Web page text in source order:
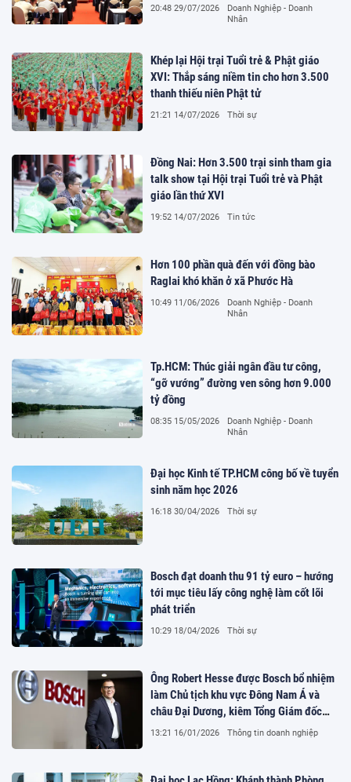
20:48 29/07/2026
Doanh Nghiệp - Doanh
Nhân
Khép lại Hội trại Tuổi trẻ & Phật giáo
XVI: Thắp sáng niềm tin cho hơn 3.500
thanh thiếu niên Phật tử
21:21 14/07/2026 Thời sự
Đồng Nai: Hơn 3.500 trại sinh tham gia
talk show tại Hội trại Tuổi trẻ và Phật
giáo lần thứ XVI
19:52 14/07/2026 Tin tức
Hơn 100 phần quà đến với đồng bào
Raglai khó khăn ở xã Phước Hà
10:49 11/06/2026
Doanh Nghiệp - Doanh
Nhân
Tp.HCM: Thúc giải ngân đầu tư công,
“gỡ vướng” đường ven sông hơn 9.000
tỷ đồng
08:35 15/05/2026
Doanh Nghiệp - Doanh
Nhân
Đại học Kinh tế TP.HCM công bố về tuyển
sinh năm học 2026
16:18 30/04/2026 Thời sự
Bosch đạt doanh thu 91 tỷ euro – hướng
tới mục tiêu lấy công nghệ làm cốt lõi
phát triển
10:29 18/04/2026 Thời sự
Ông Robert Hesse được Bosch bổ nhiệm
làm Chủ tịch khu vực Đông Nam Á và
châu Đại Dương, kiêm Tổng Giám đốc
Bosch Singapore
13:21 16/01/2026 Thông tin doanh nghiệp